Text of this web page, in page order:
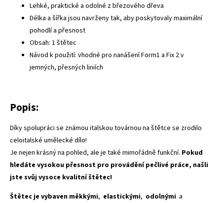
Lehké, praktické a odolné z březového dřeva
Délka a šířka jsou navrženy tak, aby poskytovaly maximální
pohodlí a přesnost
Obsah: 1 štětec
Návod k použití: vhodné pro nanášení Form1 a Fix 2 v
jemných, přesných liniích
Popis:
Díky spolupráci se známou italskou továrnou na štětce se zrodilo
celoitalské umělecké dílo!
Je nejen krásný na pohled, ale je také mimořádně funkční. Pokud
hledáte vysokou přesnost pro provádění pečlivé práce, našli
jste svůj vysoce kvalitní štětec!
Štětec je vybaven měkkými, elastickými, odolnými a